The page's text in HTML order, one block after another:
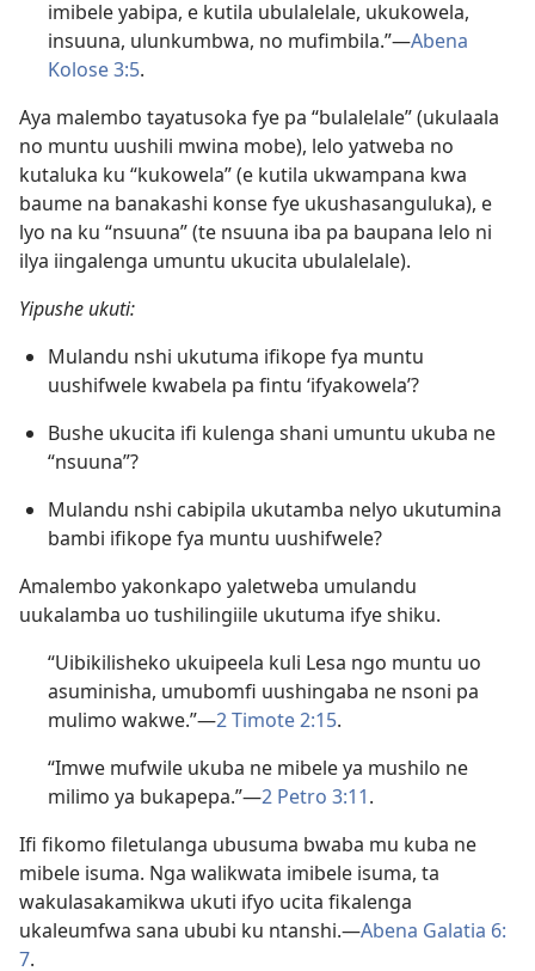
imibele yabipa, e kutila ubulalelale, ukukowela,
insuuna, ulunkumbwa, no mufimbila.”​—Abena
Kolose 3:5.
Aya malembo tayatusoka fye pa “bulalelale” (ukulaala
no muntu uushili mwina mobe), lelo yatweba no
kutaluka ku “kukowela” (e kutila ukwampana kwa
baume na banakashi konse fye ukushasanguluka), e
lyo na ku “nsuuna” (te nsuuna iba pa baupana lelo ni
ilya iingalenga umuntu ukucita ubulalelale).
Yipushe ukuti:
Mulandu nshi ukutuma ifikope fya muntu
uushifwele kwabela pa fintu ‘ifyakowela’?
Bushe ukucita ifi kulenga shani umuntu ukuba ne
“nsuuna”?
Mulandu nshi cabipila ukutamba nelyo ukutumina
bambi ifikope fya muntu uushifwele?
Amalembo yakonkapo yaletweba umulandu
uukalamba uo tushilingiile ukutuma ifye shiku.
“Uibikilisheko ukuipeela kuli Lesa ngo muntu uo
asuminisha, umubomfi uushingaba ne nsoni pa
mulimo wakwe.”​—2 Timote 2:15.
“Imwe mufwile ukuba ne mibele ya mushilo ne
milimo ya bukapepa.”​—2 Petro 3:11.
Ifi fikomo filetulanga ubusuma bwaba mu kuba ne
mibele isuma. Nga walikwata imibele isuma, ta
wakulasakamikwa ukuti ifyo ucita fikalenga
ukaleumfwa sana ububi ku ntanshi.​—Abena Galatia 6:
7.